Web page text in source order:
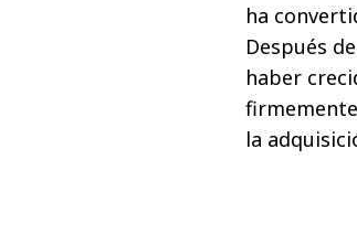
ha
Después
haber
la